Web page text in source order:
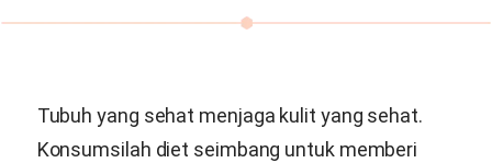
Tubuh yang sehat menjaga kulit yang sehat.
Konsumsilah diet seimbang untuk memberi